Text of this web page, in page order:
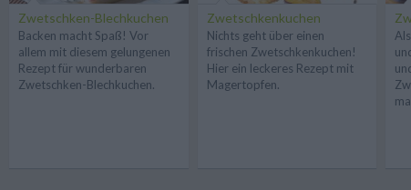
Zwetschken-Blechkuchen
Backen macht Spaß! Vor
allem mit diesem gelungenen
Rezept für wunderbaren
Zwetschken-Blechkuchen.
Zwetschkenkuchen
Nichts geht über einen
frischen Zwetschkenkuchen!
Hier ein leckeres Rezept mit
Magertopfen.